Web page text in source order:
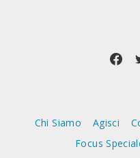
Chi Siamo Agisci
Focus